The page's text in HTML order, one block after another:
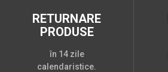
RETURNARE
PRODUSE
în 14 zile
calendaristice.